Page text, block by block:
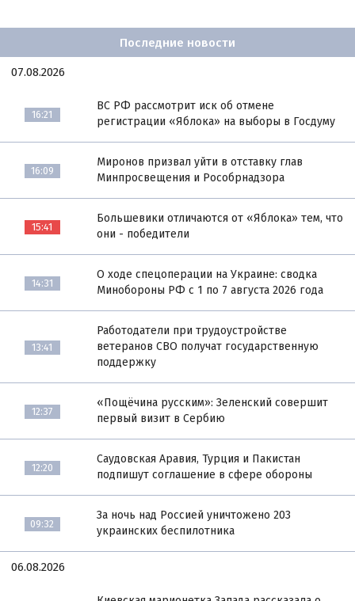
Последние новости
07.08.2026
16:21
ВС РФ рассмотрит иск об отмене
регистрации «Яблока» на выборы в Госдуму
16:09
Миронов призвал уйти в отставку глав
Минпросвещения и Рособрнадзора
15:41
Большевики отличаются от «Яблока» тем, что
они - победители
14:31
О ходе спецоперации на Украине: сводка
Минобороны РФ с 1 по 7 августа 2026 года
13:41
Работодатели при трудоустройстве
ветеранов СВО получат государственную
поддержку
12:37
«Пощёчина русским»: Зеленский совершит
первый визит в Сербию
12:20
Саудовская Аравия, Турция и Пакистан
подпишут соглашение в сфере обороны
09:32
За ночь над Россией уничтожено 203
украинских беспилотника
06.08.2026